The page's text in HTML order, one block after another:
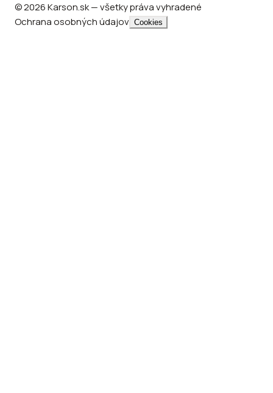
© 2026 Karson.sk — všetky práva vyhradené
Ochrana osobných údajov Cookies